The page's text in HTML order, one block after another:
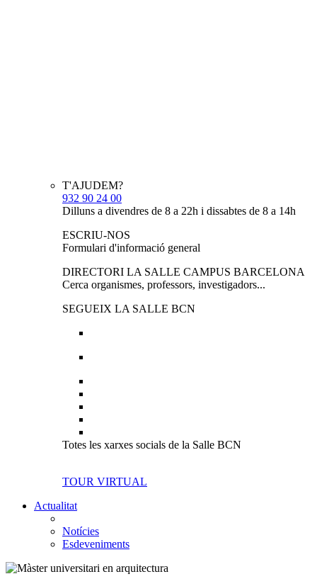
T'AJUDEM?
932 90 24 00
Dilluns a divendres de 8 a 22h i dissabtes de 8 a 14h
ESCRIU-NOS
Formulari d'informació general
DIRECTORI LA SALLE CAMPUS BARCELONA
Cerca organismes, professors, investigadors...
SEGUEIX LA SALLE BCN
Totes les xarxes socials de la Salle BCN
TOUR VIRTUAL
Actualitat
Notícies
Esdeveniments